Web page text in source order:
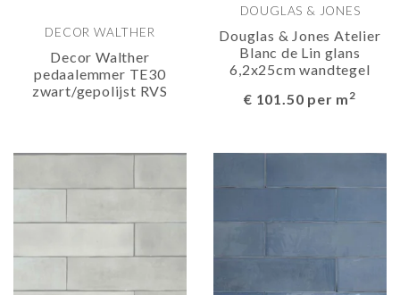
DECOR WALTHER
Decor Walther
pedaalemmer TE30
zwart/gepolijst RVS
DOUGLAS & JONES
Douglas & Jones Atelier
Blanc de Lin glans
6,2x25cm wandtegel
€ 101.50 per m2